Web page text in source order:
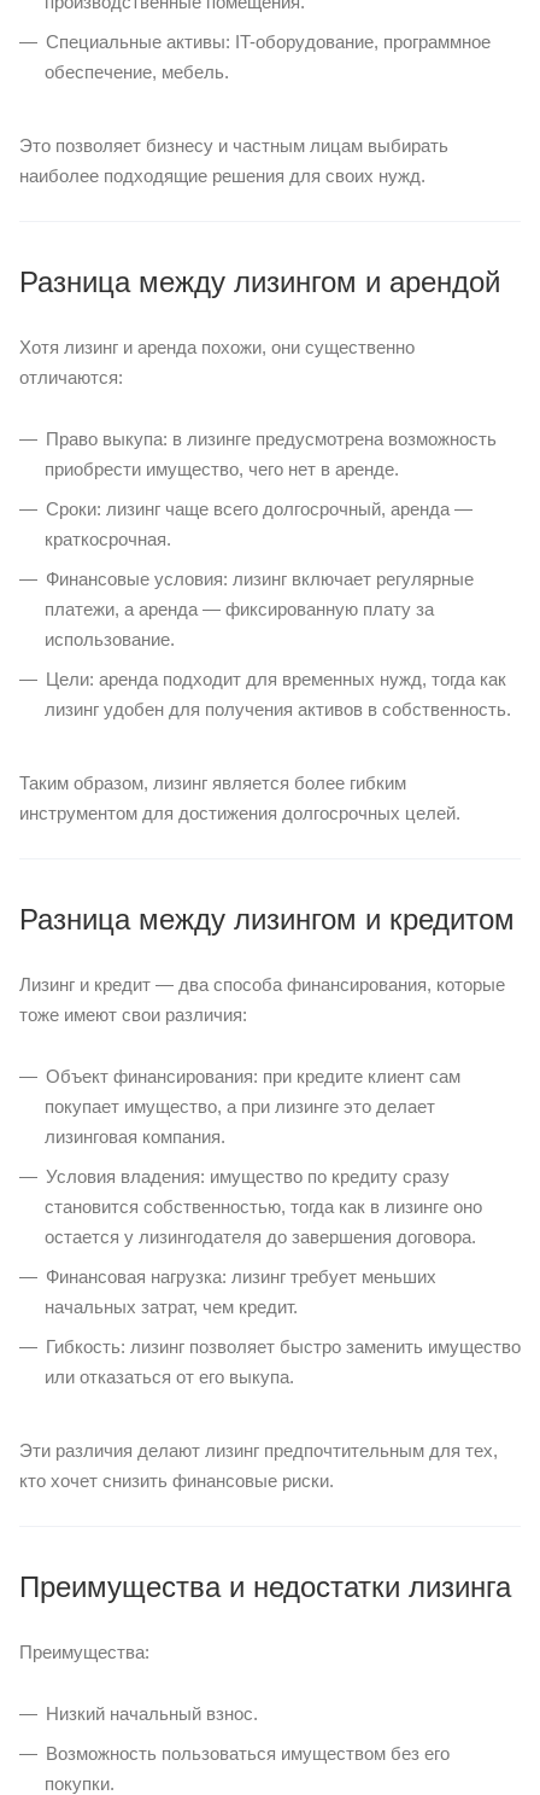
Специальные активы: IT-оборудование, программное
обеспечение, мебель.
Это позволяет бизнесу и частным лицам выбирать
наиболее подходящие решения для своих нужд.
Разница между лизингом и арендой
Хотя лизинг и аренда похожи, они существенно
отличаются:
Право выкупа: в лизинге предусмотрена возможность
приобрести имущество, чего нет в аренде.
Сроки: лизинг чаще всего долгосрочный, аренда —
краткосрочная.
Финансовые условия: лизинг включает регулярные
платежи, а аренда — фиксированную плату за
использование.
Цели: аренда подходит для временных нужд, тогда как
лизинг удобен для получения активов в собственность.
Таким образом, лизинг является более гибким
инструментом для достижения долгосрочных целей.
Разница между лизингом и кредитом
Лизинг и кредит — два способа финансирования, которые
тоже имеют свои различия:
Объект финансирования: при кредите клиент сам
покупает имущество, а при лизинге это делает
лизинговая компания.
Условия владения: имущество по кредиту сразу
становится собственностью, тогда как в лизинге оно
остается у лизингодателя до завершения договора.
Финансовая нагрузка: лизинг требует меньших
начальных затрат, чем кредит.
Гибкость: лизинг позволяет быстро заменить имущество
или отказаться от его выкупа.
Эти различия делают лизинг предпочтительным для тех,
кто хочет снизить финансовые риски.
Преимущества и недостатки лизинга
Преимущества:
Низкий начальный взнос.
Возможность пользоваться имуществом без его
покупки.